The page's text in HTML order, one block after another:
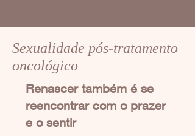
Sexualidade pós-tratamento
oncológico
Renascer também é se
reencontrar com o prazer
e o sentir